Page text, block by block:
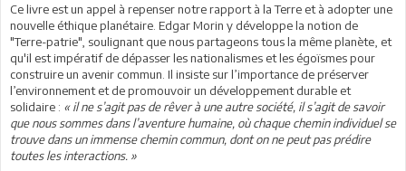
Ce livre est un appel à repenser notre rapport à la Terre et à adopter une
nouvelle éthique planétaire. Edgar Morin y développe la notion de
"Terre-patrie", soulignant que nous partageons tous la même planète, et
qu'il est impératif de dépasser les nationalismes et les égoïsmes pour
construire un avenir commun. Il insiste sur l’importance de préserver
l’environnement et de promouvoir un développement durable et
solidaire : « il ne s’agit pas de rêver à une autre société, il s’agit de savoir
que nous sommes dans l’aventure humaine, où chaque chemin individuel se
trouve dans un immense chemin commun, dont on ne peut pas prédire
toutes les interactions. »